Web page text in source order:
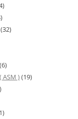
(32)
(6)
ASM )(19)